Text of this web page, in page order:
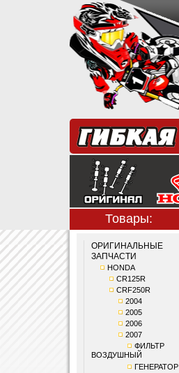
Товары:
ОРИГИНАЛЬНЫЕ
ЗАПЧАСТИ
HONDA
CR125R
CRF250R
2004
2005
2006
2007
ФИЛЬТР
ВОЗДУШНЫЙ
ГЕНЕРАТОР